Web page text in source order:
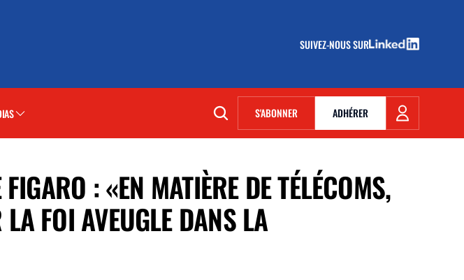
SUIVEZ-NOUS SUR
(NOUVELLE FENÊTRE)
S'ABONNER(NOUVELLE FENÊTRE)
ADHÉRER
: «EN MATIÈRE DE TÉLÉCOMS,
FOI AVEUGLE DANS LA